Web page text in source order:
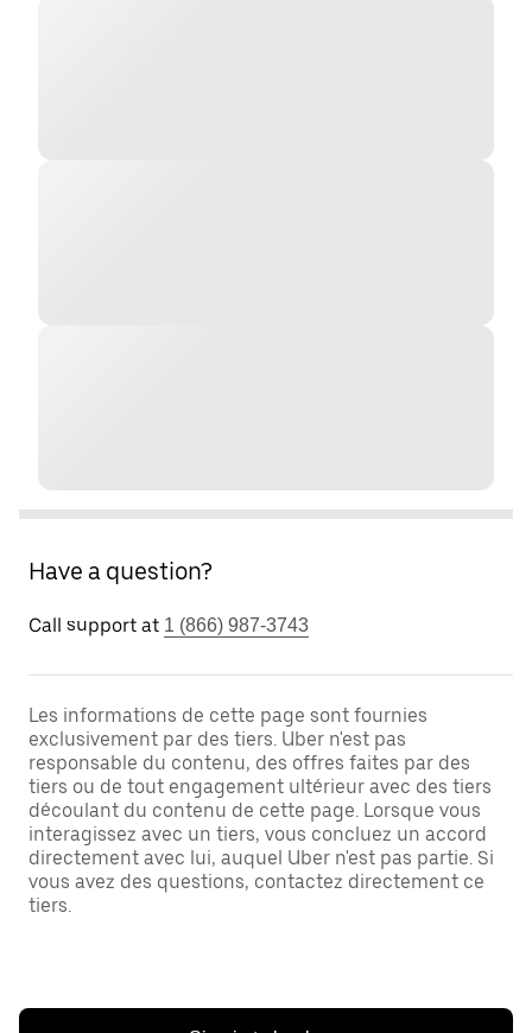
Have a question?
Call support at 1 (866) 987-3743
Les informations de cette page sont fournies
exclusivement par des tiers. Uber n'est pas
responsable du contenu, des offres faites par des
tiers ou de tout engagement ultérieur avec des tiers
découlant du contenu de cette page. Lorsque vous
interagissez avec un tiers, vous concluez un accord
directement avec lui, auquel Uber n'est pas partie. Si
vous avez des questions, contactez directement ce
tiers.